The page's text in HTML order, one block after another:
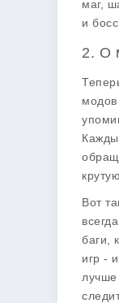
маг,
и
2. О
модов
Вот
баги,
игр -
лучше